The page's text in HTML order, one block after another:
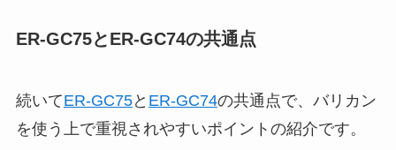
ER-GC75とER-GC74の共通点
続いてER-GC75と ER-GC74の共通点で、バリカン
を使う上で重視されやすいポイントの紹介です。